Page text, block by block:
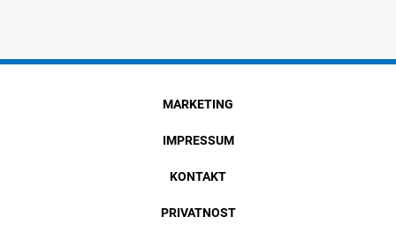
MARKETING
IMPRESSUM
KONTAKT
PRIVATNOST